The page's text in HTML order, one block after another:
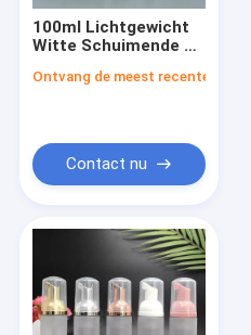
100ml Lichtgewicht
Witte Schuimende de
van de
Ontvang de meest recente Prijs
Contact nu